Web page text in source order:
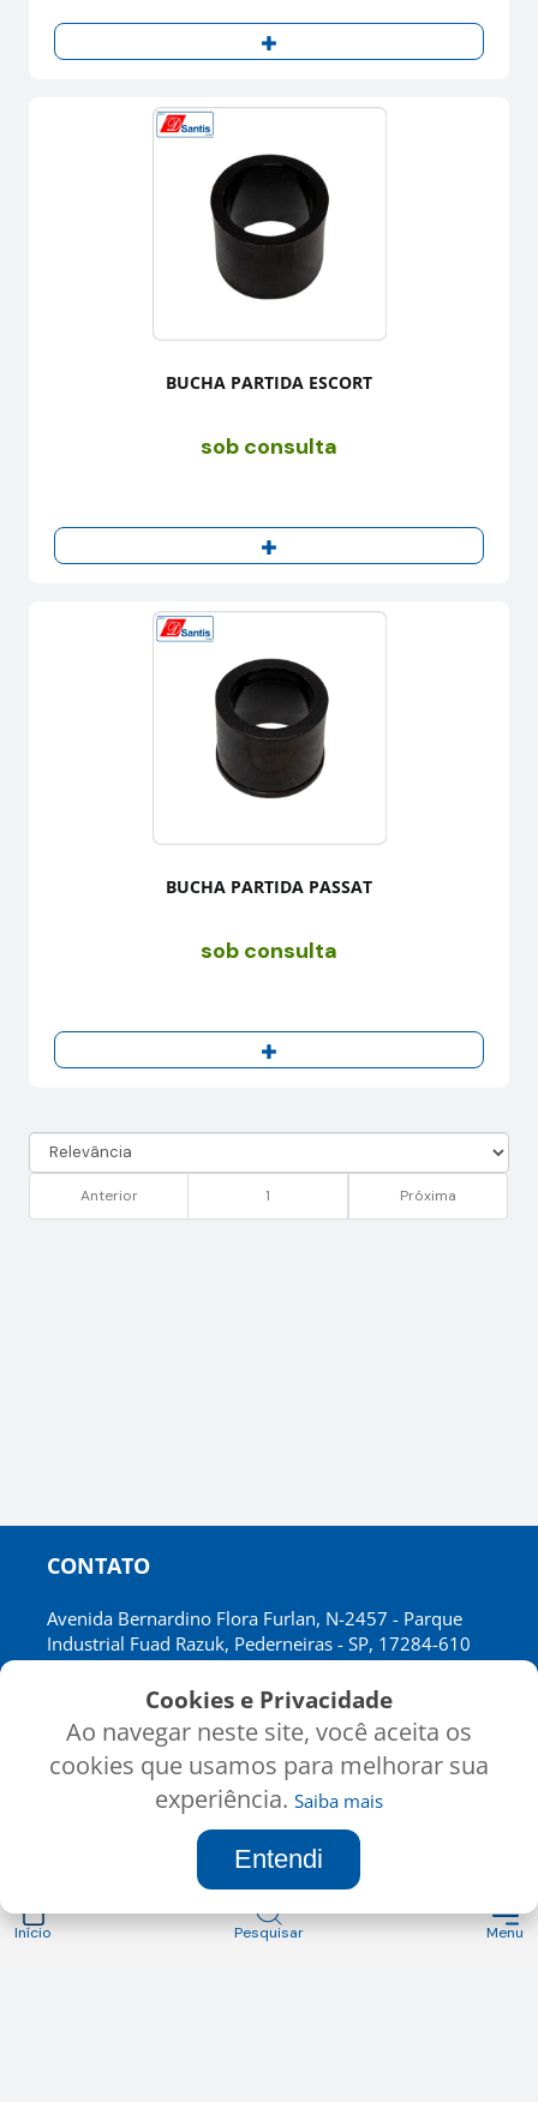
Início Pesquisar Menu
BUCHA PARTIDA ESCORT
sob consulta
BUCHA PARTIDA PASSAT
sob consulta
Anterior 1 Próxima
CONTATO
Avenida Bernardino Flora Furlan, N-2457 - Parque
Industrial Fuad Razuk, Pederneiras - SP, 17284-610
CNPJ: 02.697.641/0001-72
INSTITUCIONAL CATÁLOGO
Produtos
Minha Conta
Termos de uso
SEGURANÇA
Cookies e Privacidade
Ao navegar neste site, você aceita os
cookies que usamos para melhorar sua
experiência. Saiba mais
Entendi